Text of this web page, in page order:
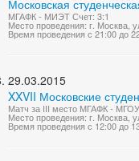
Московская
МГАФК - МИЭТ Счет: 3:1
Место проведения: г. Москва,
Время проведения с 21:00 до
29.03.2015
XXVII Московские
Матч за III место МГАФК - МГОУ
Место проведения: г.
Время проведения с 12:00 до